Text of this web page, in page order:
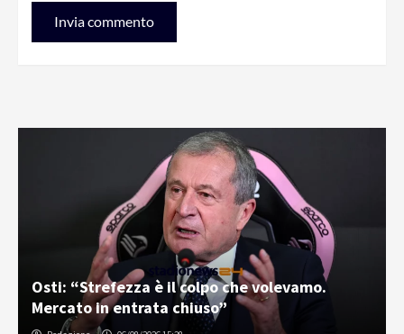
Osti: “Strefezza è il colpo che volevamo.
Mercato in entrata chiuso”